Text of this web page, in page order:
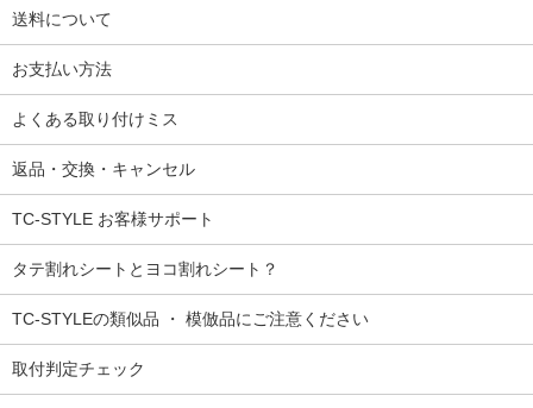
送料について
お支払い方法
よくある取り付けミス
返品・交換・キャンセル
TC-STYLE お客様サポート
タテ割れシートとヨコ割れシート？
TC-STYLEの類似品 ・ 模倣品にご注意ください
取付判定チェック